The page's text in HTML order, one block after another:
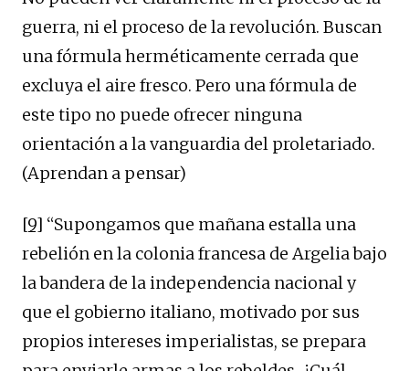
guerra, ni el proceso de la revolución. Buscan
una fórmula herméticamente cerrada que
excluya el aire fresco. Pero una fórmula de
este tipo no puede ofrecer ninguna
orientación a la vanguardia del proletariado.
(Aprendan a pensar)
[9] “Supongamos que mañana estalla una
rebelión en la colonia francesa de Argelia bajo
la bandera de la independencia nacional y
que el gobierno italiano, motivado por sus
propios intereses imperialistas, se prepara